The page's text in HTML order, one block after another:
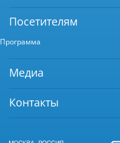
Посетителям
Программа
Медиа
Контакты